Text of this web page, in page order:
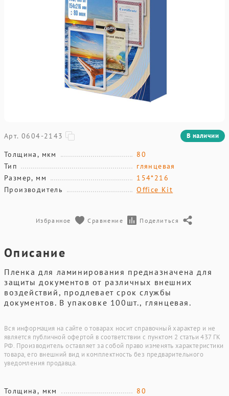
Арт. 0604-2143 В наличии
Толщина, мкм
80
Тип
глянцевая
Размер, мм
154*216
Производитель
Office Kit
Избранное Сравнение Поделиться
Описание
Пленка для ламинирования предназначена для
защиты документов от различных внешних
воздействий, продлевает срок службы
документов. В упаковке 100шт., глянцевая.
Вся информация на сайте о товарах носит справочный характер и не
является публичной офертой в соответствии с пунктом 2 статьи 437 ГК
РФ. Производитель оставляет за собой право изменять характеристики
товара, его внешний вид и комплектность без предварительного
уведомления продавца.
Толщина, мкм
80